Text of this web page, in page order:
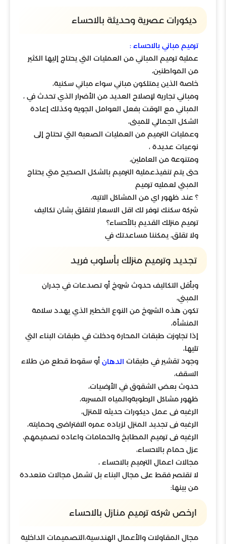
ديكورات عصرية وحديثة بالاحساء
ترميم مباني بالاحساء :
عملية ترميم المباني من العمليات التي يحتاج إليها الكثير
من المواطنين،
خاصة الذين يمتلكون مباني سواء مباني سكنية،
ومباني تجارية لإصلاح العديد من الأضرار الذي تحدث في ،
المباني مع الوقت بفعل العوامل الجوية وكذلك إعادة
الشكل الجمالي للمبنى،
وعمليات الترميم من العمليات الصعبة التي تحتاج إلى
نوعيات عديدة ،
ومتنوعة من العاملين،
حتى يتم تنفيذعملية الترميم بالشكل الصحيح متي يحتاج
المبني لعمليه ترميم
؟ عند ظهور اي من المشاكل الاتيه،
شركة سكنك توفر لك اقل الاسعار لاتقلق بشان تكاليف
ترميم منزلك القديم بالأحساء؟
ولا تقلق، يمكننا مساعدتك في
تجديد وترميم منزلك بأسلوب فريد
وبأقل التكاليف حدوث شروخ أو تصدعات في جدران
المبني،
تكون هذه الشروخ من النوع الخطير الذي يهدد سلامة
المنشأة،
إذا تجاوزت طبقات المحارة ودخلت في طبقات البناء التي
تليها،
وجود تقشير في طبقات الدهان أو سقوط قطع من طلاء
السقف،
حدوث بعض الشقوق في الأرضيات،
ظهور مشاكل الرطوبةوالمياه المسربه،
الرغبه فى عمل ديكورات حديثه للمنزل،
الرغبه فى تجديد المنزل لزياده عمره الافتراضى وحمايته،
الرغبه فى ترميم المطابخ والحمامات واعاده تصميمهم،
عزل حمام بالاحساء،
مجالات اعمال الترميم بالاحساء ،
لا تقتصر فقط على مجال البناء بل تشمل مجالات متعددة
من بينها:
ارخص شركه ترميم منازل بالاحساء
مجال المقاولات والأعمال الهندسية،التصميمات الداخلية